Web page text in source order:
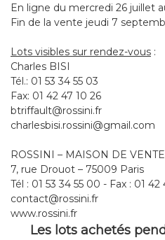
En ligne du mercredi 26 juillet
Fin de la vente jeudi 7
Lots visibles sur rendez-vous :
Charles BISI
Tél.: 01 53 34 55 03
Fax: 01 42 47 10 26
btriffault@rossini.fr
charlesbisi.rossini@gmail.com
ROSSINI – MAISON DE
7, rue Drouot – 75009 Paris
Tél : 01 53 34 55 00 - Fax : 01 42
contact@rossini.fr
www.rossini.fr
Les lots achetés